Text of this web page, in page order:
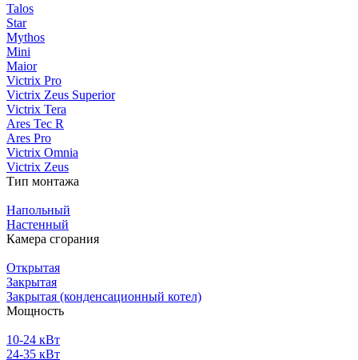
Talos
Star
Mythos
Mini
Maior
Victrix Pro
Victrix Zeus Superior
Victrix Tera
Ares Tec R
Ares Pro
Victrix Omnia
Victrix Zeus
Тип монтажа
Напольный
Настенный
Камера сгорания
Открытая
Закрытая
Закрытая (конденсационный котел)
Мощность
10-24 кВт
24-35 кВт